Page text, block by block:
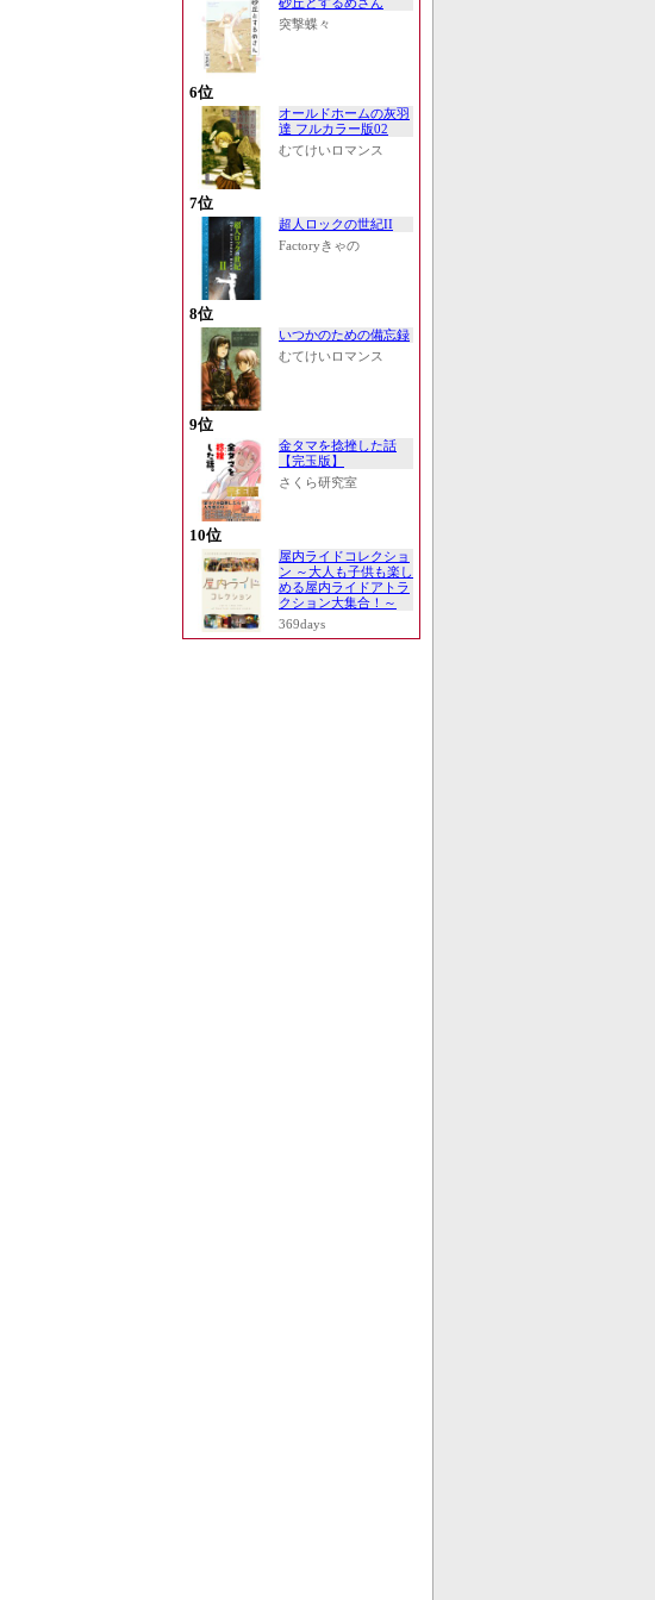
砂丘とするめさん
突撃蝶々
6位
オールドホームの灰羽
達 フルカラー版02
むてけいロマンス
7位
超人ロックの世紀II
Factoryきゃの
8位
いつかのための備忘録
むてけいロマンス
9位
金タマを捻挫した話
【完玉版】
さくら研究室
10位
屋内ライドコレクショ
ン ～大人も子供も楽し
める屋内ライドアトラ
クション大集合！～
369days